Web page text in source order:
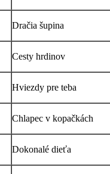
Dračia šupina
Cesty hrdinov
Hviezdy pre teba
Chlapec v kopačkách
Dokonalé dieťa